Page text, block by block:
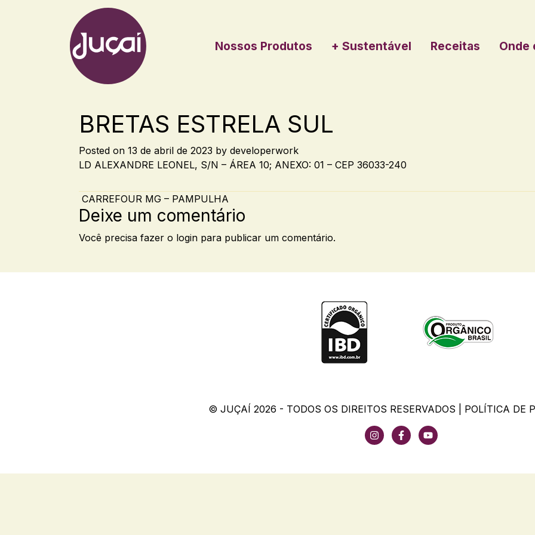
Main Navigation Nossos Produtos + Sustentável Receitas Onde
BRETAS ESTRELA SUL
Posted on 13 de abril de 2023 by developerwork
LD ALEXANDRE LEONEL, S/N – ÁREA 10; ANEXO: 01 – CEP 36033-240
Post navigation
CARREFOUR MG – PAMPULHA
Deixe um comentário
Você precisa fazer o login para publicar um comentário.
© JUÇAÍ 2026 - TODOS OS DIREITOS RESERVADOS | POLÍTICA DE